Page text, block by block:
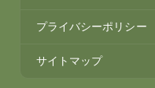
プライバシーポリシー
サイトマップ